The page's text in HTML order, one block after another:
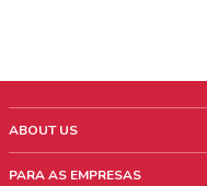
ABOUT US
PARA AS EMPRESAS